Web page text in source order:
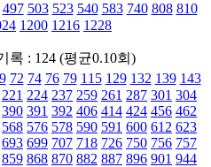
497 503 523 540 583 740 808 810
1200 1216 1228
: 124 (평균0.10회)
72 74 76 79 115 129 132 139 143
221 224 237 259 261 287 301 304
390 391 392 406 414 424 456 462
568 576 578 590 591 600 612 623
693 699 707 718 726 750 756 757
859 868 870 882 887 896 901 944